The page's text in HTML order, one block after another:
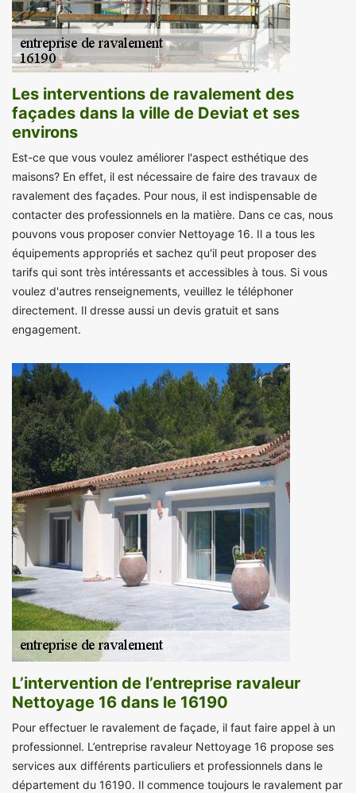
Les interventions de ravalement des
façades dans la ville de Deviat et ses
environs
Est-ce que vous voulez améliorer l'aspect esthétique des
maisons? En effet, il est nécessaire de faire des travaux de
ravalement des façades. Pour nous, il est indispensable de
contacter des professionnels en la matière. Dans ce cas, nous
pouvons vous proposer convier Nettoyage 16. Il a tous les
équipements appropriés et sachez qu'il peut proposer des
tarifs qui sont très intéressants et accessibles à tous. Si vous
voulez d'autres renseignements, veuillez le téléphoner
directement. Il dresse aussi un devis gratuit et sans
engagement.
L’intervention de l’entreprise ravaleur
Nettoyage 16 dans le 16190
Pour effectuer le ravalement de façade, il faut faire appel à un
professionnel. L’entreprise ravaleur Nettoyage 16 propose ses
services aux différents particuliers et professionnels dans le
département du 16190. Il commence toujours le ravalement par